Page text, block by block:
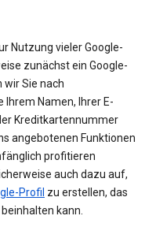
Nutzung vieler Google-
zunächst ein Google-
wir Sie nach
Ihrem Namen, Ihrer E-
Kreditkartennummer
angebotenen Funktionen
profitieren
auch dazu auf,
Profil zu erstellen, das
kann.